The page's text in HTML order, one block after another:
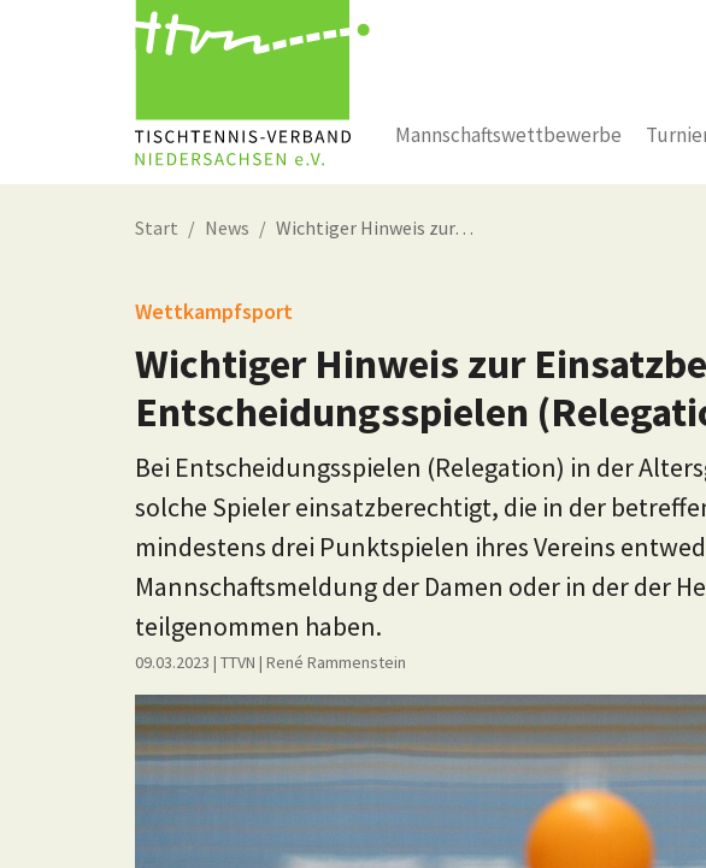
Mannschaftswettbewerbe
Start News Wichtiger Hinweis zur…
Wettkampfsport
Wichtiger Hinweis zur
Entscheidungsspielen
Bei Entscheidungsspielen (Relegation) in der
solche Spieler einsatzberechtigt, die in der
mindestens drei Punktspielen ihres Vereins
Mannschaftsmeldung der Damen oder in der der
teilgenommen haben.
09.03.2023 | TTVN | René Rammenstein